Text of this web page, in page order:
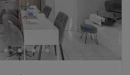
λίγο χρόνο στον εαυτό σου και
εμπειρία ομορφιάς στο Belle
κατάστημα προσφέρει υπηρεσίες
βλεφαρίδων καθώς
μπορείς να χαλαρώσεις και να
και την διάθεσή σου. Διάλεξε